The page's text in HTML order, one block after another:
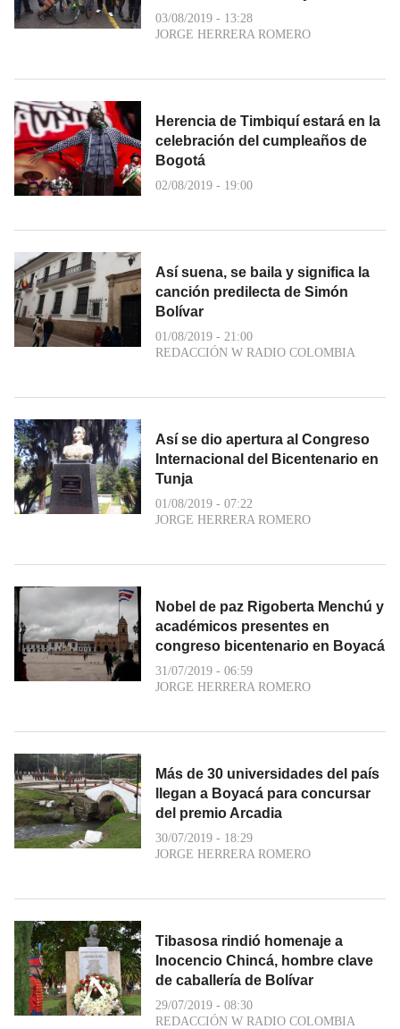
03/08/2019 - 13:28
JORGE HERRERA ROMERO
Herencia de Timbiquí estará en la
celebración del cumpleaños de
Bogotá
02/08/2019 - 19:00
Así suena, se baila y significa la
canción predilecta de Simón
Bolívar
01/08/2019 - 21:00
REDACCIÓN W RADIO COLOMBIA
Así se dio apertura al Congreso
Internacional del Bicentenario en
Tunja
01/08/2019 - 07:22
JORGE HERRERA ROMERO
Nobel de paz Rigoberta Menchú y
académicos presentes en
congreso bicentenario en Boyacá
31/07/2019 - 06:59
JORGE HERRERA ROMERO
Más de 30 universidades del país
llegan a Boyacá para concursar
del premio Arcadia
30/07/2019 - 18:29
JORGE HERRERA ROMERO
Tibasosa rindió homenaje a
Inocencio Chincá, hombre clave
de caballería de Bolívar
29/07/2019 - 08:30
REDACCIÓN W RADIO COLOMBIA